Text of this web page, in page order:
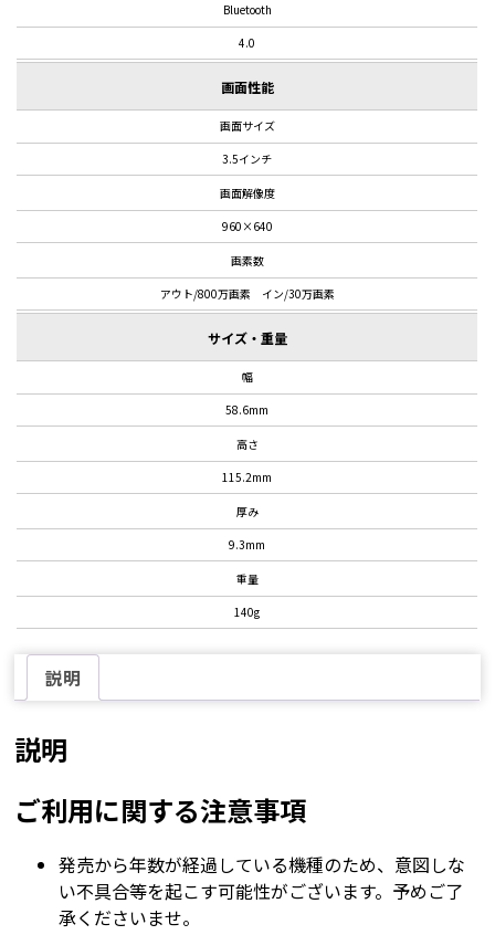
Bluetooth
4.0
画面性能
画面サイズ
3.5インチ
画面解像度
960×640
画素数
アウト/800万画素 イン/30万画素
サイズ・重量
幅
58.6mm
高さ
115.2mm
厚み
9.3mm
重量
140g
説明
説明
ご利用に関する注意事項
発売から年数が経過している機種のため、意図しな
い不具合等を起こす可能性がございます。予めご了
承くださいませ。